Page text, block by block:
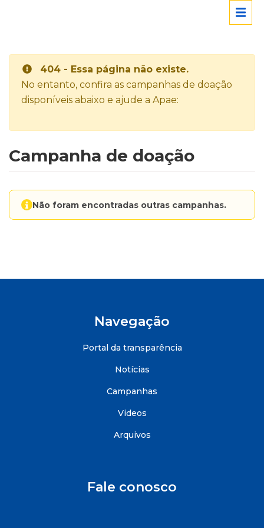
404 - Essa página não existe.
No entanto, confira as campanhas de doação
disponíveis abaixo e ajude a Apae:
Campanha de doação
Não foram encontradas outras campanhas.
Navegação
Portal da transparência
Notícias
Campanhas
Videos
Arquivos
Fale conosco